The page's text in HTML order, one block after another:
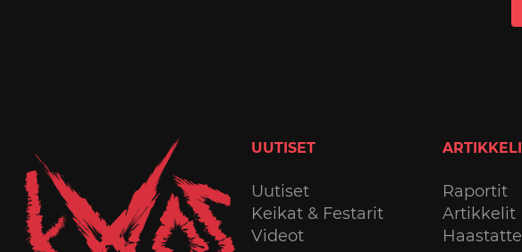
UUTISET
Uutiset
Keikat & Festarit
Videot
Raportit
Artikkelit